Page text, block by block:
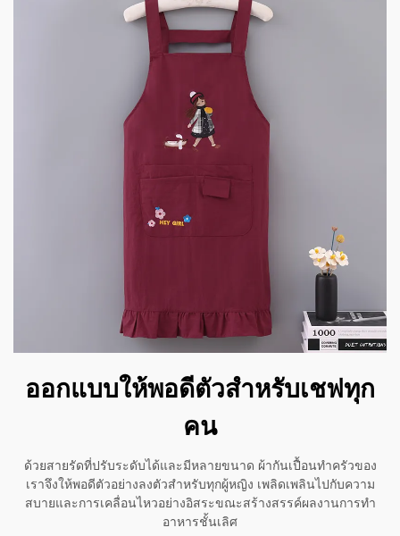
ออกแบบให้พอดีตัวสำหรับเชฟทุก
คน
ด้วยสายรัดที่ปรับระดับได้และมีหลายขนาด ผ้ากันเปื้อนทำครัวของ
เราจึงให้พอดีตัวอย่างลงตัวสำหรับทุกผู้หญิง เพลิดเพลินไปกับความ
สบายและการเคลื่อนไหวอย่างอิสระขณะสร้างสรรค์ผลงานการทำ
อาหารชั้นเลิศ